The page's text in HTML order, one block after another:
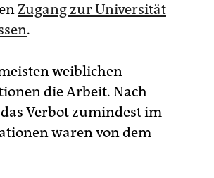
Zugang zur Universität
.
weiblichen
die Arbeit. Nach
Verbot zumindest im
waren von dem